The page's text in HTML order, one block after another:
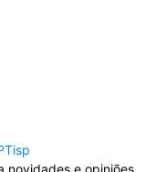
novidades e opiniões